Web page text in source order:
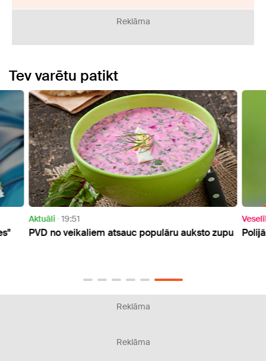
Reklāma
Tev varētu patikt
Aktuāli 19:51
PVD no veikaliem atsauc populāru auksto zupu
Reklāma
Reklāma